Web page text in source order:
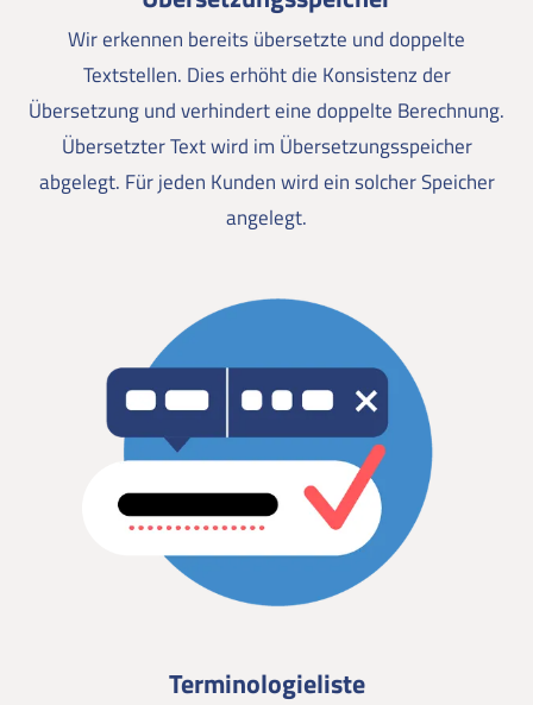
Wir erkennen bereits übersetzte und doppelte
Textstellen. Dies erhöht die Konsistenz der
Übersetzung und verhindert eine doppelte Berechnung.
Übersetzter Text wird im Übersetzungsspeicher
abgelegt. Für jeden Kunden wird ein solcher Speicher
angelegt.
Terminologieliste